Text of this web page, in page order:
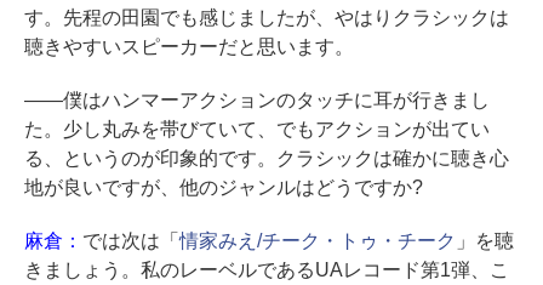
す。先程の田園でも感じましたが、やはりクラシックは
聴きやすいスピーカーだと思います。
――僕はハンマーアクションのタッチに耳が行きまし
た。少し丸みを帯びていて、でもアクションが出てい
る、というのが印象的です。クラシックは確かに聴き心
地が良いですが、他のジャンルはどうですか?
麻倉： では次は「情家みえ/チーク・トゥ・チーク 」を聴
きましょう。私のレーベルであるUAレコード第1弾、こ